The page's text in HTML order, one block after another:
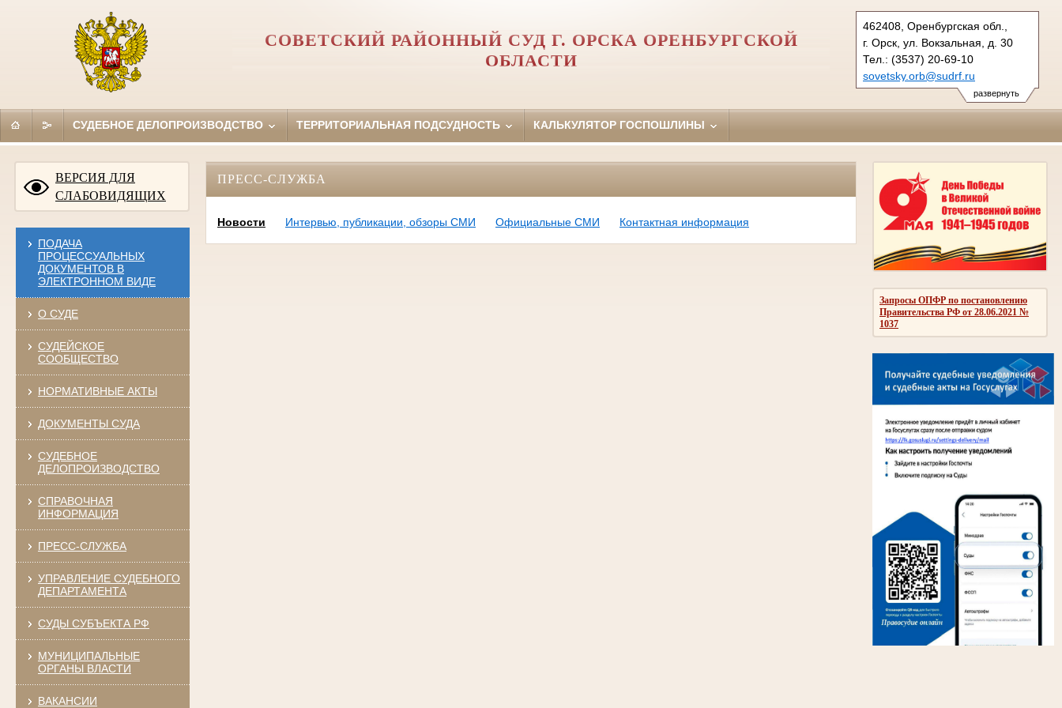
развернуть
462408, Оренбургская обл.,
г. Орск, ул. Вокзальная, д. 30
Тел.: (3537) 20-69-10
sovetsky.orb@sudrf.ru
СОВЕТСКИЙ РАЙОННЫЙ СУД Г. ОРСКА ОРЕНБУРГСКОЙ
ОБЛАСТИ
СУДЕБНОЕ ДЕЛОПРОИЗВОДСТВО ТЕРРИТОРИАЛЬНАЯ ПОДСУДНОСТЬ КАЛЬКУЛЯТОР ГОСПОШЛИНЫ
ВЕРСИЯ ДЛЯ
СЛАБОВИДЯЩИХ
ПОДАЧА
ПРОЦЕССУАЛЬНЫХ
ДОКУМЕНТОВ В
ЭЛЕКТРОННОМ ВИДЕ
О СУДЕ
СУДЕЙСКОЕ
СООБЩЕСТВО
НОРМАТИВНЫЕ АКТЫ
ДОКУМЕНТЫ СУДА
СУДЕБНОЕ
ДЕЛОПРОИЗВОДСТВО
СПРАВОЧНАЯ
ИНФОРМАЦИЯ
ПРЕСС-СЛУЖБА
УПРАВЛЕНИЕ СУДЕБНОГО
ДЕПАРТАМЕНТА
СУДЫ СУБЪЕКТА РФ
МУНИЦИПАЛЬНЫЕ
ОРГАНЫ ВЛАСТИ
ВАКАНСИИ
Запросы ОПФР по постановлению
Правительства РФ от 28.06.2021 №
1037
ПРЕСС-СЛУЖБА
Новости Интервью, публикации, обзоры СМИ Официальные СМИ Контактная информация